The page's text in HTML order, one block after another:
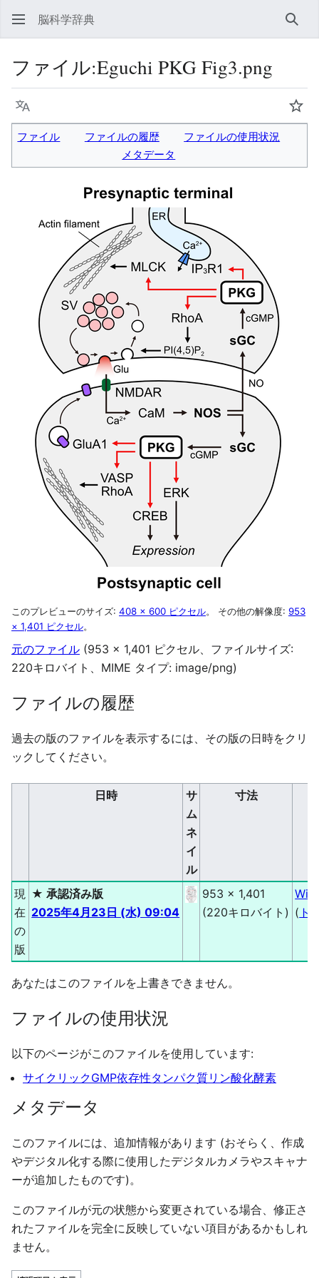
脳科学辞典 検索
ファイル:Eguchi PKG Fig3.png
言語 ウ
ファイル ファイルの履歴
ファイルの使用状況
メタデータ
このプレビューのサイズ: 408 × 600 ピクセル。 その他の解像度: 953
× 1,401 ピクセル。
元のファイル (953 × 1,401 ピクセル、ファイルサイズ:
220キロバイト、MIME タイプ: image/png)
ファイルの履歴
過去の版のファイルを表示するには、その版の日時をクリ
ックしてください。
日時
サ
ム
ネ
イ
ル
寸法
現
在
の
版
★ 承認済み版
2025年4月23日 (水) 09:04
953 × 1,401
(220キロバイト) ( ト
あなたはこのファイルを上書きできません。
ファイルの使用状況
以下のページがこのファイルを使用しています:
サイクリックGMP依存性タンパク質リン酸化酵素
メタデータ
このファイルには、追加情報があります (おそらく、作成
やデジタル化する際に使用したデジタルカメラやスキャナ
ーが追加したものです)。
このファイルが元の状態から変更されている場合、修正さ
れたファイルを完全に反映していない項目があるかもしれ
ません。